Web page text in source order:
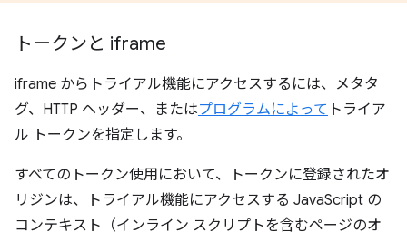
トークンと iframe
iframe からトライアル機能にアクセスするには、メタタ
グ、HTTP ヘッダー、またはプログラムによって トライア
ル トークンを指定します。
すべてのトークン使用において、トークンに登録されたオ
リジンは、トライアル機能にアクセスする JavaScript の
コンテキスト（インライン スクリプトを含むページのオ